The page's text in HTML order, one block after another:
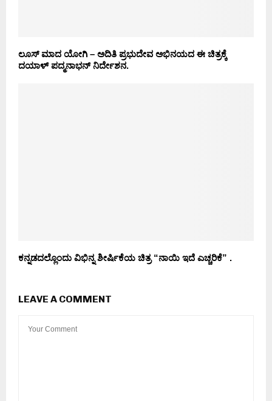
ಲೂಸ್ ಮಾದ ಯೋಗಿ – ಅದಿತಿ ಪ್ರಭುದೇವ ಅಭಿನಯದ ಈ ಚಿತ್ರಕ್ಕೆ
ದಯಾಳ್ ಪದ್ಮನಾಭನ್ ನಿರ್ದೇಶನ.
ಕನ್ನಡದಲ್ಲೊಂದು ವಿಭಿನ್ನ ಶೀರ್ಷಿಕೆಯ ಚಿತ್ರ “ನಾಯಿ ಇದೆ ಎಚ್ಚರಿಕೆ” .
LEAVE A COMMENT